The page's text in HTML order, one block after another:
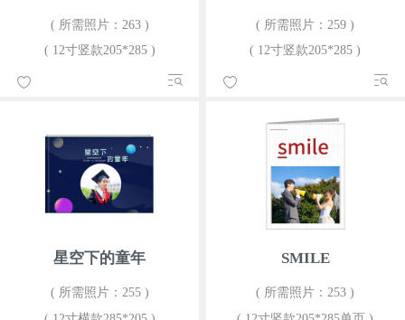
( 所需照片：263 )
( 12寸竖款205*285 )
( 所需照片：259 )
( 12寸竖款205*285 )
星空下的童年
( 所需照片：255 )
SMILE
( 所需照片：253 )